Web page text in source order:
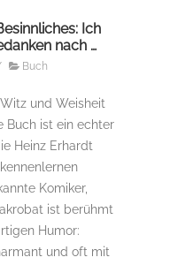
Ich
nach …
Buch
und Weisheit
Buch ist ein echter
Heinz Erhardt
Komiker,
ist berühmt
Humor:
und oft mit